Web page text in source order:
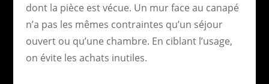
dont la pièce est vécue. Un mur face au canapé
n’a pas les mêmes contraintes qu’un séjour
ouvert ou qu’une chambre. En ciblant l’usage,
on évite les achats inutiles.